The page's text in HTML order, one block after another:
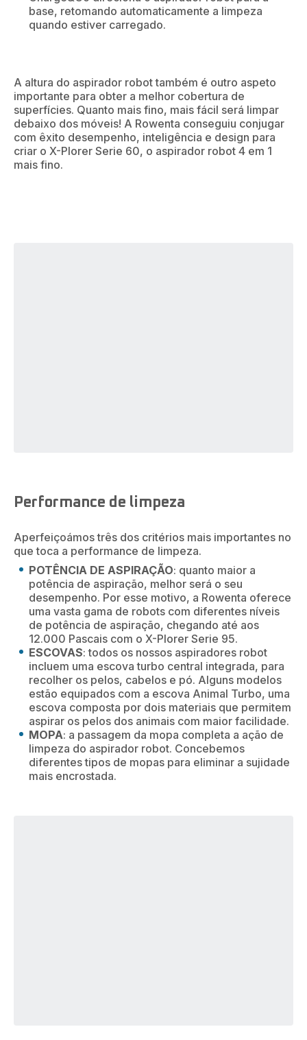
base, retomando automaticamente a limpeza
quando estiver carregado.
A altura do aspirador robot também é outro aspeto
importante para obter a melhor cobertura de
superfícies. Quanto mais fino, mais fácil será limpar
debaixo dos móveis! A Rowenta conseguiu conjugar
com êxito desempenho, inteligência e design para
criar o X-Plorer Serie 60, o aspirador robot 4 em 1
mais fino.
Performance de limpeza
Aperfeiçoámos três dos critérios mais importantes no
que toca a performance de limpeza.
POTÊNCIA DE ASPIRAÇÃO: quanto maior a
potência de aspiração, melhor será o seu
desempenho. Por esse motivo, a Rowenta oferece
uma vasta gama de robots com diferentes níveis
de potência de aspiração, chegando até aos
12.000 Pascais com o X-Plorer Serie 95.
ESCOVAS: todos os nossos aspiradores robot
incluem uma escova turbo central integrada, para
recolher os pelos, cabelos e pó. Alguns modelos
estão equipados com a escova Animal Turbo, uma
escova composta por dois materiais que permitem
aspirar os pelos dos animais com maior facilidade.
MOPA: a passagem da mopa completa a ação de
limpeza do aspirador robot. Concebemos
diferentes tipos de mopas para eliminar a sujidade
mais encrostada.